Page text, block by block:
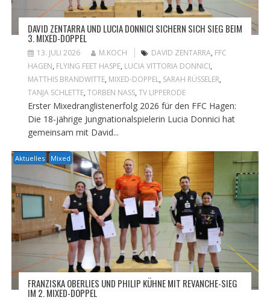
DAVID ZENTARRA UND LUCIA DONNICI SICHERN SICH SIEG BEIM
3. MIXED-DOPPEL
13. JULI 2026 M.KOCH DAVID ZENTARRA, FFC
HAGEN, FLYING FEET HASPE, LUCIA VITTORIA DONNICI,
MATTHIS BRANDWITTE, MIXED-DOPPEL, SARAH RÜSSELER,
TANJA SCHLETTE, TORBEN NASS, TV LIPPERODE
Erster Mixedranglistenerfolg 2026 für den FFC Hagen:
Die 18-jährige Jungnationalspielerin Lucia Donnici hat
gemeinsam mit David...
Aktuelles Mixed
FRANZISKA OBERLIES UND PHILIP KÜHNE MIT REVANCHE-SIEG
IM 2. MIXED-DOPPEL